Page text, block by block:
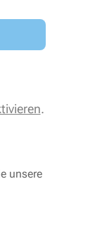
.
unsere